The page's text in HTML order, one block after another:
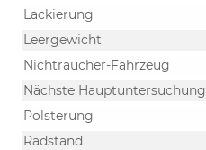
Lackierung
Leergewicht
Nichtraucher-Fahrzeug
Nächste Hauptuntersuchung
Polsterung
Radstand